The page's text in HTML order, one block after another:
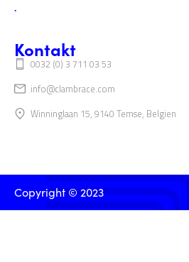
.
Kontakt
0032 (0) 3 711 03 53
info@clambrace.com
Winninglaan 15, 9140 Temse, Belgien
Copyright © 2023